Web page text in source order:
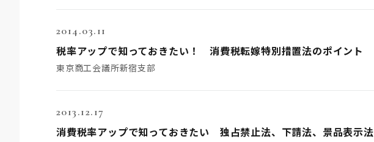
2014.03.11
税率アップで知っておきたい！ 消費税転嫁特別措置法のポイント
東京商工会議所新宿支部
2013.12.17
消費税率アップで知っておきたい 独占禁止法、下請法、景品表示法